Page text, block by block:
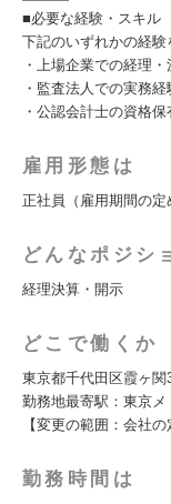
■必要な経験・スキル
下記のいずれかの経験
・上場企業での経理
・監査法人での実務経
・公認会計士の資格保
雇用形態は
正社員（雇用期間の定
どんなポジシ
経理決算・開示
どこで働くか
東京都千代田区霞ヶ
勤務地最寄駅：東京
【変更の範囲：会社の
勤務時間は